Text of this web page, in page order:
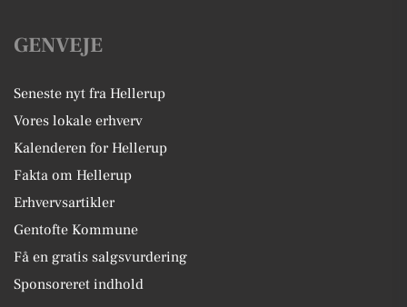
GENVEJE
Seneste nyt fra Hellerup
Vores lokale erhverv
Kalenderen for Hellerup
Fakta om Hellerup
Erhvervsartikler
Gentofte Kommune
Få en gratis salgsvurdering
Sponsoreret indhold